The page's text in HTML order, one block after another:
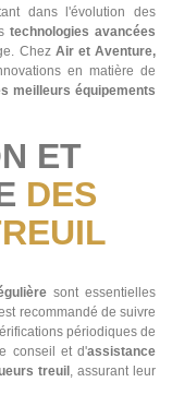
dans l'évolution des
technologies avancées
Chez Air et Aventure,
en matière de
meilleurs équipements
ET
DES
sont essentielles
recommandé de suivre
périodiques de
conseil et d'assistance
treuil , assurant leur